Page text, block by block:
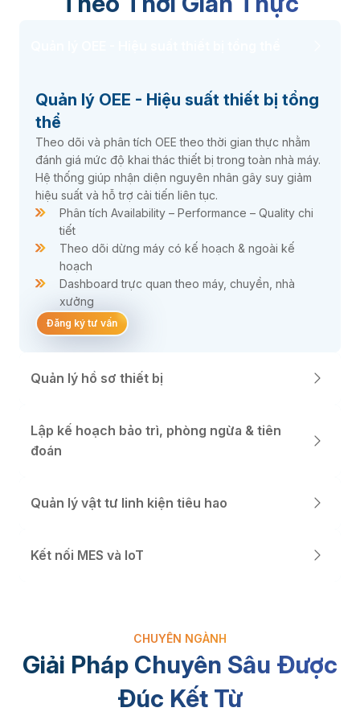
Quản lý OEE - Hiệu suất thiết bị tổng
thể
Theo dõi và phân tích OEE theo thời gian thực nhằm
đánh giá mức độ khai thác thiết bị trong toàn nhà máy.
Hệ thống giúp nhận diện nguyên nhân gây suy giảm
hiệu suất và hỗ trợ cải tiến liên tục.
Phân tích Availability – Performance – Quality chi
tiết
Theo dõi dừng máy có kế hoạch & ngoài kế
hoạch
Dashboard trực quan theo máy, chuyền, nhà
xưởng
Đăng ký tư vấn
Quản lý hồ sơ thiết bị
Lập kế hoạch bảo trì, phòng ngừa & tiên
đoán
Quản lý vật tư linh kiện tiêu hao
Kết nối MES và IoT
CHUYÊN NGÀNH
Giải Pháp Chuyên Sâu Được
Đúc Kết Từ